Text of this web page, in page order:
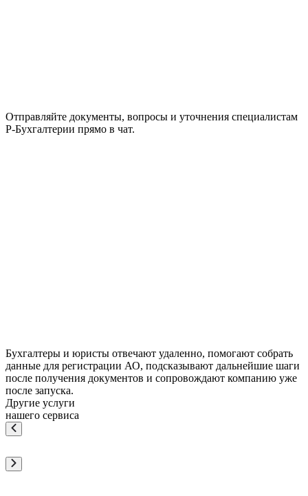
Отправляйте документы, вопросы и уточнения специалистам
Р-Бухгалтерии прямо в чат.
Бухгалтеры и юристы отвечают удаленно, помогают собрать
данные для регистрации АО, подсказывают дальнейшие шаги
после получения документов и сопровождают компанию уже
после запуска.
Другие услуги
нашего сервиса